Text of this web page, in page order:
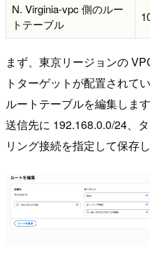
N. Virginia-vpc 側のルー
トテーブル
まず、東京リージョンの
トターゲットが配置されて
ルートテーブルを編集します
送信先に 192.168.0.0/24、
リング接続を指定して保存し